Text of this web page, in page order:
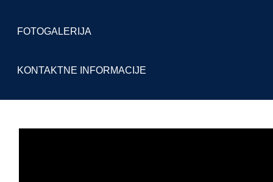
FOTOGALERIJA
KONTAKTNE INFORMACIJE